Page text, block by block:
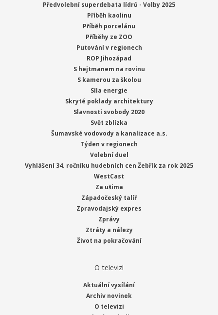
Předvolební superdebata lídrů - Volby 2025
Příběh kaolinu
Příběh porcelánu
Příběhy ze ZOO
Putování v regionech
ROP Jihozápad
S hejtmanem na rovinu
S kamerou za školou
Síla energie
Skryté poklady architektury
Slavnosti svobody 2020
Svět zblízka
Šumavské vodovody a kanalizace a.s.
Týden v regionech
Volební duel
Vyhlášení 34. ročníku hudebních cen Žebřík za rok 2025
WestCast
Za ušima
Západočeský talíř
Zpravodajský expres
Zprávy
Ztráty a nálezy
Život na pokračování
O televizi
Aktuální vysílání
Archiv novinek
O televizi